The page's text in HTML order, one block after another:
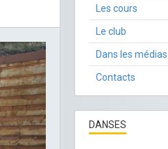
Les cours
Le club
Dans les médias
Contacts
DANSES